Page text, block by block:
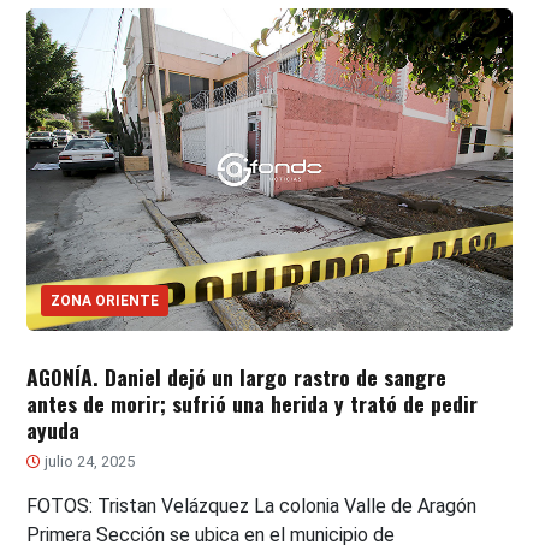
ZONA ORIENTE
AGONÍA. Daniel dejó un largo rastro de sangre
antes de morir; sufrió una herida y trató de pedir
ayuda
julio 24, 2025
FOTOS: Tristan Velázquez La colonia Valle de Aragón
Primera Sección se ubica en el municipio de